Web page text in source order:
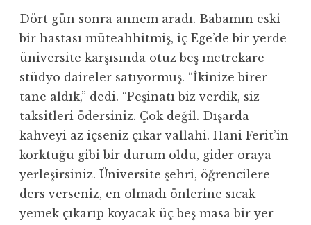
Dört gün sonra annem aradı. Babamın eski
bir hastası müteahhitmiş, iç Ege’de bir yerde
üniversite karşısında otuz beş metrekare
stüdyo daireler satıyormuş. “İkinize birer
tane aldık,” dedi. “Peşinatı biz verdik, siz
taksitleri ödersiniz. Çok değil. Dışarda
kahveyi az içseniz çıkar vallahi. Hani Ferit’in
korktuğu gibi bir durum oldu, gider oraya
yerleşirsiniz. Üniversite şehri, öğrencilere
ders verseniz, en olmadı önlerine sıcak
yemek çıkarıp koyacak üç beş masa bir yer